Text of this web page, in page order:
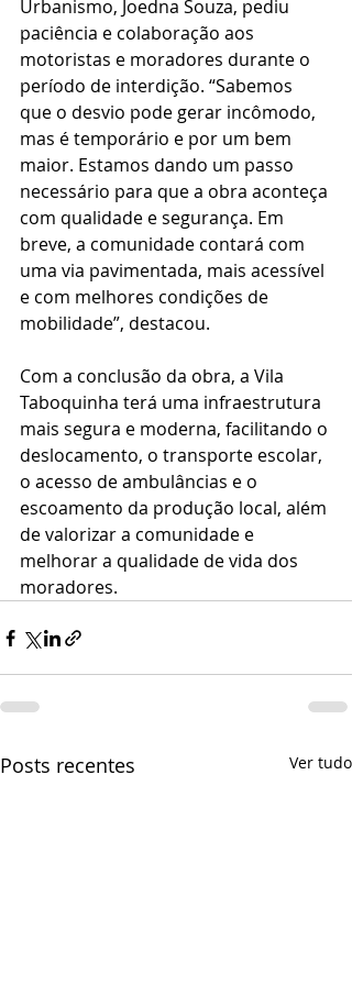
Urbanismo, Joedna Souza, pediu
paciência e colaboração aos
motoristas e moradores durante o
período de interdição. “Sabemos
que o desvio pode gerar incômodo,
mas é temporário e por um bem
maior. Estamos dando um passo
necessário para que a obra aconteça
com qualidade e segurança. Em
breve, a comunidade contará com
uma via pavimentada, mais acessível
e com melhores condições de
mobilidade”, destacou.
Com a conclusão da obra, a Vila
Taboquinha terá uma infraestrutura
mais segura e moderna, facilitando o
deslocamento, o transporte escolar,
o acesso de ambulâncias e o
escoamento da produção local, além
de valorizar a comunidade e
melhorar a qualidade de vida dos
moradores.
Posts recentes Ver tudo